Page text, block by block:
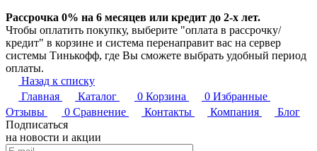
Рассрочка 0% на 6 месяцев или кредит до 2-х лет.
Чтобы оплатить покупку, выберите "оплата в рассрочку/
кредит" в корзине и система перенаправит вас на сервер
системы Тинькофф, где Вы сможете выбрать удобный период
оплаты.
Назад к списку
Главная
Каталог 0 Корзина 0 Избранные
Отзывы
0 Сравнение Контакты Компания
Блог
Подписаться
на новости и акции